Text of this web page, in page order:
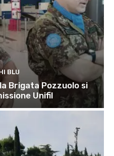
BLU
Brigata Pozzuolo si
Unifil